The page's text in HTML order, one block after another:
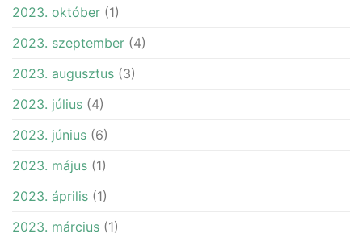
2023. október (1)
2023. szeptember (4)
2023. augusztus (3)
2023. július (4)
2023. június (6)
2023. május (1)
2023. április (1)
2023. március (1)